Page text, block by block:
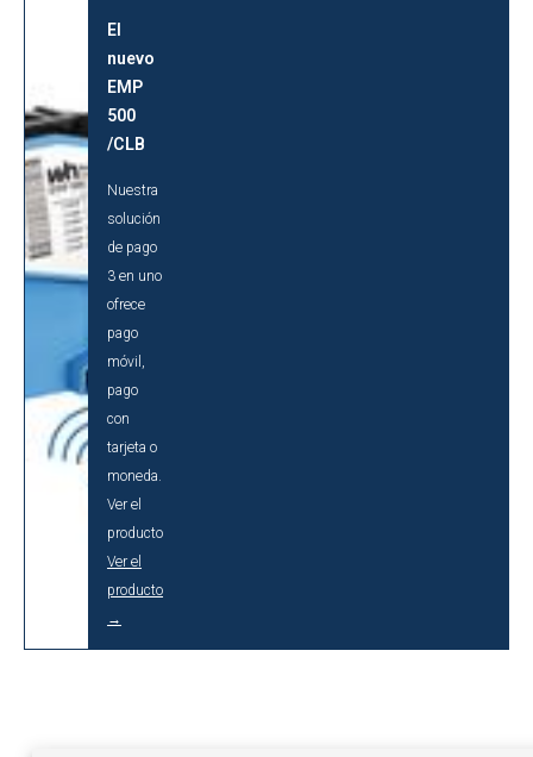
El
nuevo
EMP
500
/CLB
Nuestra
solución
de pago
3 en uno
ofrece
pago
móvil,
pago
con
tarjeta o
moneda.
Ver el
producto
Ver el
producto
→